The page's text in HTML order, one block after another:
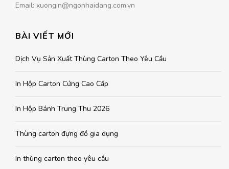
Email: xuongin@ngonhaidang.com.vn
BÀI VIẾT MỚI
Dịch Vụ Sản Xuất Thùng Carton Theo Yêu Cầu
In Hộp Carton Cứng Cao Cấp
In Hộp Bánh Trung Thu 2026
Thùng carton đựng đồ gia dụng
In thùng carton theo yêu cầu